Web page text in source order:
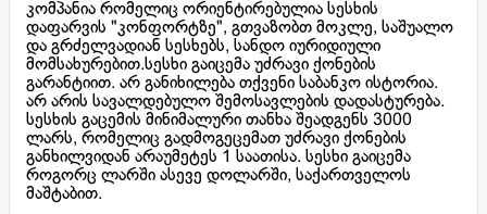
კომპანია რომელიც ორიენტირებულია სესხის
დაფარვის "კონფორტზე", გთვაზობთ მოკლე, საშუალო
და გრძელვადიან სესხებს, სანდო იურიდიული
მომსახურებით.სესხი გაიცემა უძრავი ქონების
გარანტიით. არ განიხილება თქვენი საბანკო ისტორია.
არ არის სავალდებულო შემოსავლების დადასტურება.
სესხის გაცემის მინიმალური თანხა შეადგენს 3000
ლარს, რომელიც გადმოგეცემათ უძრავი ქონების
განხილვიდან არაუმეტეს 1 საათისა. სესხი გაიცემა
როგორც ლარში ასევე დოლარში, საქართველოს
მაშტაბით.